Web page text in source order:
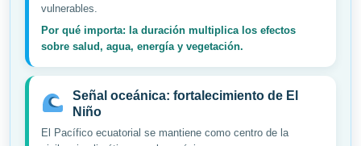
vulnerables.
Por qué importa: la duración multiplica los efectos
sobre salud, agua, energía y vegetación.
Señal oceánica: fortalecimiento de El
Niño
El Pacífico ecuatorial se mantiene como centro de la